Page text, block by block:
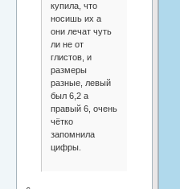
купила, что
носишь их а
они лечат чуть
ли не от
глистов, и
размеры
разные, левый
был 6,2 а
правый 6, очень
чётко
запомнила
цифры.